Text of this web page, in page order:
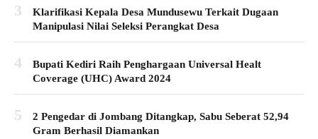
3
Klarifikasi Kepala Desa Mundusewu Terkait Dugaan
Manipulasi Nilai Seleksi Perangkat Desa
4
Bupati Kediri Raih Penghargaan Universal Healt
Coverage (UHC) Award 2024
5
2 Pengedar di Jombang Ditangkap, Sabu Seberat 52,94
Gram Berhasil Diamankan